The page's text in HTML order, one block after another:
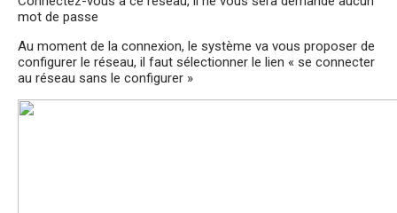
mot de passe
Au moment de la connexion, le système va vous proposer de
configurer le réseau, il faut sélectionner le lien « se connecter
au réseau sans le configurer »